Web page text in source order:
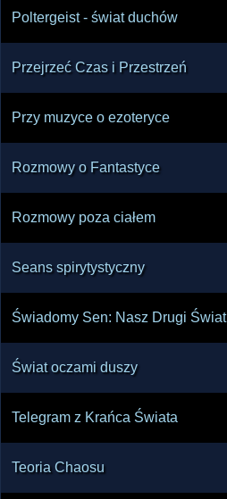
Poltergeist - świat duchów
Przejrzeć Czas i Przestrzeń
Przy muzyce o ezoteryce
Rozmowy o Fantastyce
Rozmowy poza ciałem
Seans spirytystyczny
Świadomy Sen: Nasz Drugi Świat
Świat oczami duszy
Telegram z Krańca Świata
Teoria Chaosu